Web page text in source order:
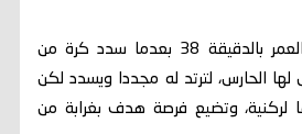
وأضاع سبينازولا فرصة العمر بالدقيقة 38 بعدما سدد كرة من
الحارس، لترتد له مجددا ويسدد لكن
لركنية، وتضيع فرصة هدف بغرابة من